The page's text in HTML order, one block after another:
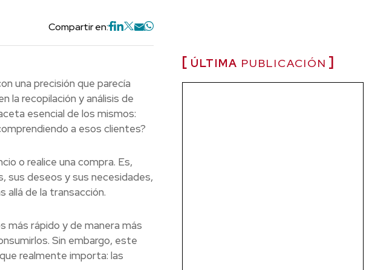
Compartir en:
una precisión que parecía
la recopilación y análisis de
esencial de los mismos:
a esos clientes?
o realice una compra. Es,
sus deseos y sus necesidades,
allá de la transacción.
más rápido y de manera más
Sin embargo, este
realmente importa: las
ÚLTIMA PUBLICACIÓN